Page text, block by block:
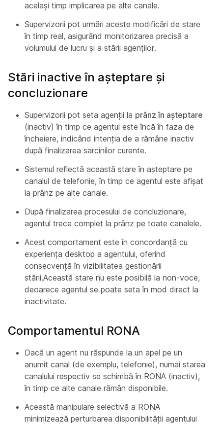
același timp implicarea pe alte canale.
Supervizorii pot urmări aceste modificări de stare
în timp real, asigurând monitorizarea precisă a
volumului de lucru și a stării agenților.
Stări inactive în așteptare și
concluzionare
Supervizorii pot seta agenții la prânz în așteptare
(inactiv) în timp ce agentul este încă în faza de
încheiere, indicând intenția de a rămâne inactiv
după finalizarea sarcinilor curente.
Sistemul reflectă această stare în așteptare pe
canalul de telefonie, în timp ce agentul este afișat
la prânz pe alte canale.
După finalizarea procesului de concluzionare,
agentul trece complet la prânz pe toate canalele.
Acest comportament este în concordanță cu
experiența desktop a agentului, oferind
consecvență în vizibilitatea gestionării
stării.Această stare nu este posibilă la non-voce,
deoarece agentul se poate seta în mod direct la
inactivitate.
Comportamentul RONA
Dacă un agent nu răspunde la un apel pe un
anumit canal (de exemplu, telefonie), numai starea
canalului respectiv se schimbă în RONA (inactiv),
în timp ce alte canale rămân disponibile.
Această manipulare selectivă a RONA
minimizează perturbarea disponibilității agentului